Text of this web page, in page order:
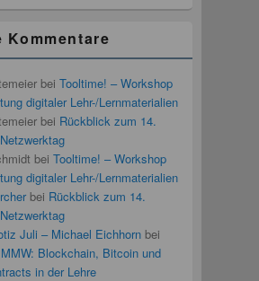
Kommentare
bei Tooltime! – Workshop
digitaler Lehr-/Lernmaterialien
bei Rückblick zum 14.
bei Tooltime! – Workshop
digitaler Lehr-/Lernmaterialien
bei Rückblick zum 14.
Juli – Michael Eichhornbei
Blockchain, Bitcoin und
in der Lehre